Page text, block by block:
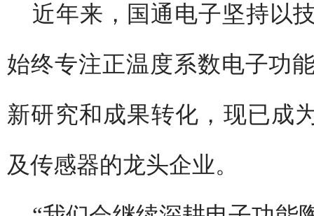
近年来，国通电子坚持以
始终专注正温度系数电子功
新研究和成果转化，现已成
及传感器的龙头企业。